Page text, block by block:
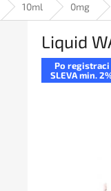
10ml 0mg
Liquid
Po registraci
SLEVA min.